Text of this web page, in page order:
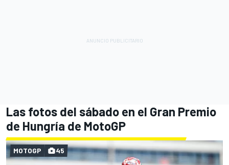
Las fotos del sábado en el Gran Premio
de Hungría de MotoGP
MOTOGP 45